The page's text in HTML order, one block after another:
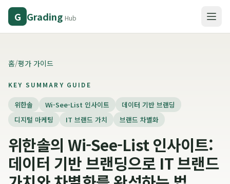
G Grading Hub
홈/평가 가이드
KEY SUMMARY GUIDE
위한솔 Wi-See-List 인사이트
데이터 기반 브랜딩
디지털 마케팅
IT 브랜드 가치 브랜드 차별화
위한솔의 Wi-See-List 인사이트:
데이터 기반 브랜딩으로 IT 브랜드